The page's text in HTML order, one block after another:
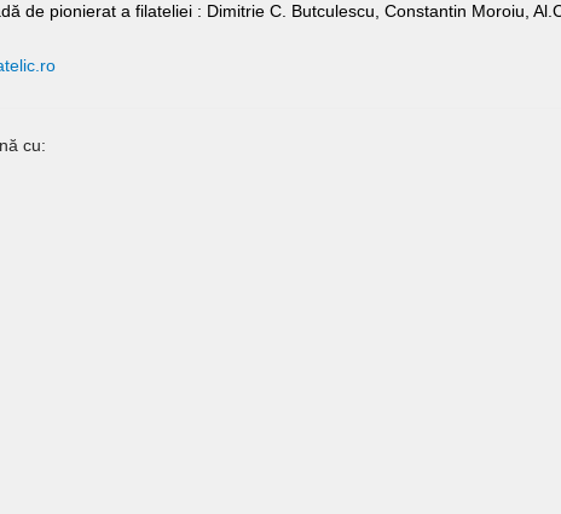
de pionierat a filateliei : Dimitrie C. Butculescu, Constantin Moroiu,
cu: